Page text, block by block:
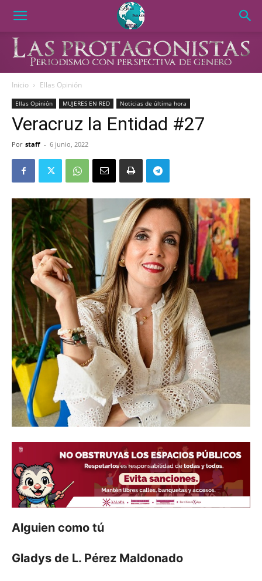
Inicio Ellas Opinión
Ellas Opinión MUJERES EN RED Noticias de última hora
Veracruz la Entidad #27
Por staff - 6 junio, 2022
Alguien como tú
Gladys de L. Pérez Maldonado